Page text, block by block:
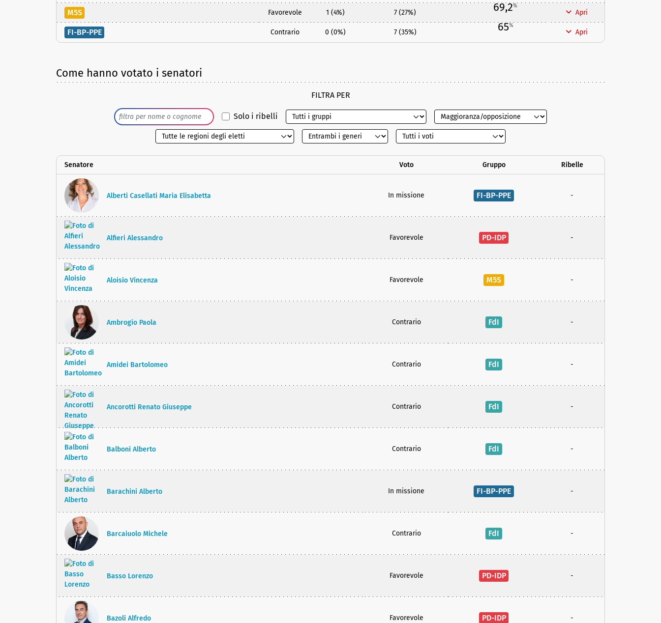
M5S Favorevole 1 (4%) 7 (27%) 69,2%
Apri
FI-BP-PPE Contrario 0 (0%) 7 (35%) 65%
Apri
Come hanno votato i senatori
FILTRA PER
Solo i ribelli
Senatore Voto Gruppo Ribelle
Alberti Casellati Maria Elisabetta In missione FI-BP-PPE -
Alfieri Alessandro Favorevole PD-IDP -
Aloisio Vincenza Favorevole M5S -
Ambrogio Paola Contrario FdI -
Amidei Bartolomeo Contrario FdI -
Ancorotti Renato Giuseppe Contrario FdI -
Balboni Alberto Contrario FdI -
Barachini Alberto In missione FI-BP-PPE -
Barcaiuolo Michele Contrario FdI -
Basso Lorenzo Favorevole PD-IDP -
Bazoli Alfredo Favorevole PD-IDP -